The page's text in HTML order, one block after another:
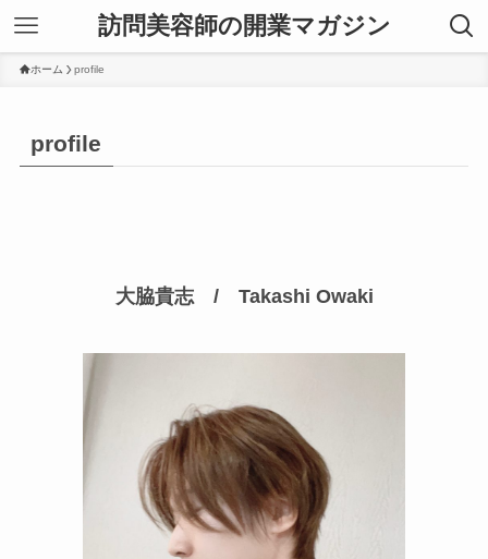
訪問美容師の開業マガジン
ホーム profile
profile
大脇貴志 / Takashi Owaki